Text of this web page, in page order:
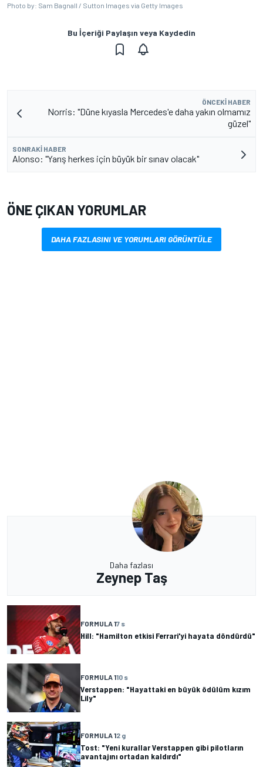
Photo by: Sam Bagnall / Sutton Images via Getty Images
Bu İçeriği Paylaşın veya Kaydedin
ÖNCEKI HABER
Norris: "Düne kıyasla Mercedes'e daha yakın olmamız
güzel"
SONRAKI HABER
Alonso: "Yarış herkes için büyük bir sınav olacak"
ÖNE ÇIKAN YORUMLAR
DAHA FAZLASINI VE YORUMLARI GÖRÜNTÜLE
Daha fazlası
Zeynep Taş
FORMULA 17 s
Hill: "Hamilton etkisi Ferrari'yi hayata döndürdü"
FORMULA 110 s
Verstappen: "Hayattaki en büyük ödülüm kızım
Lily"
FORMULA 12 g
Tost: "Yeni kurallar Verstappen gibi pilotların
avantajını ortadan kaldırdı"